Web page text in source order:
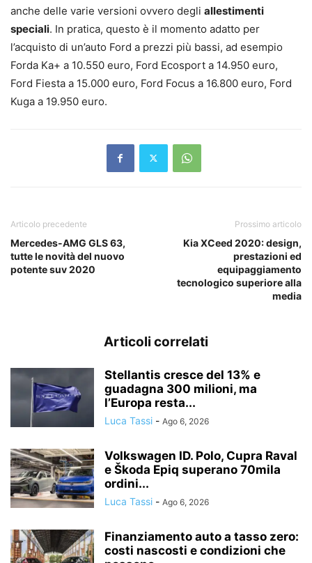
anche delle varie versioni ovvero degli allestimenti
speciali. In pratica, questo è il momento adatto per
l’acquisto di un’auto Ford a prezzi più bassi, ad esempio
Forda Ka+ a 10.550 euro, Ford Ecosport a 14.950 euro,
Ford Fiesta a 15.000 euro, Ford Focus a 16.800 euro, Ford
Kuga a 19.950 euro.
Articolo precedente
Mercedes-AMG GLS 63,
tutte le novità del nuovo
potente suv 2020
Prossimo articolo
Kia XCeed 2020: design,
prestazioni ed
equipaggiamento
tecnologico superiore alla
media
Articoli correlati
Stellantis cresce del 13% e
guadagna 300 milioni, ma
l’Europa resta...
Luca Tassi - Ago 6, 2026
Volkswagen ID. Polo, Cupra Raval
e Škoda Epiq superano 70mila
ordini...
Luca Tassi - Ago 6, 2026
Finanziamento auto a tasso zero:
costi nascosti e condizioni che